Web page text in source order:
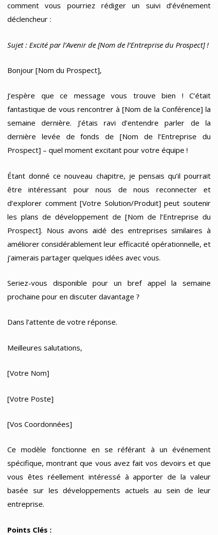
comment vous pourriez rédiger un suivi d’événement
déclencheur :
Sujet : Excité par l’Avenir de [Nom de l’Entreprise du Prospect] !
Bonjour [Nom du Prospect],
J’espère que ce message vous trouve bien ! C’était
fantastique de vous rencontrer à [Nom de la Conférence] la
semaine dernière. J’étais ravi d’entendre parler de la
dernière levée de fonds de [Nom de l’Entreprise du
Prospect] – quel moment excitant pour votre équipe !
Étant donné ce nouveau chapitre, je pensais qu’il pourrait
être intéressant pour nous de nous reconnecter et
d’explorer comment [Votre Solution/Produit] peut soutenir
les plans de développement de [Nom de l’Entreprise du
Prospect]. Nous avons aidé des entreprises similaires à
améliorer considérablement leur efficacité opérationnelle, et
j’aimerais partager quelques idées avec vous.
Seriez-vous disponible pour un bref appel la semaine
prochaine pour en discuter davantage ?
Dans l’attente de votre réponse.
Meilleures salutations,
[Votre Nom]
[Votre Poste]
[Vos Coordonnées]
Ce modèle fonctionne en se référant à un événement
spécifique, montrant que vous avez fait vos devoirs et que
vous êtes réellement intéressé à apporter de la valeur
basée sur les développements actuels au sein de leur
entreprise.
Points Clés :